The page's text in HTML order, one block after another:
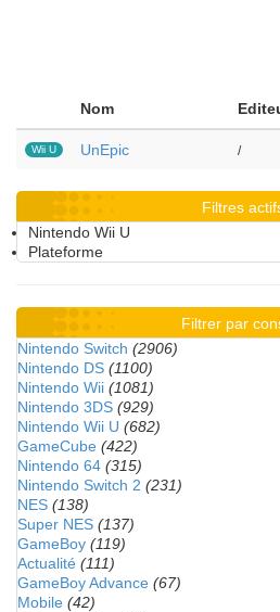
Nom
Wii U UnEpic /
Filtres
Nintendo Wii U
Plateforme
Filtrer par
Nintendo Switch (2906)
Nintendo DS (1100)
Nintendo Wii (1081)
Nintendo 3DS (929)
Nintendo Wii U (682)
GameCube (422)
Nintendo 64 (315)
Nintendo Switch 2 (231)
NES (138)
Super NES (137)
GameBoy (119)
Actualité (111)
GameBoy Advance (67)
Mobile (42)